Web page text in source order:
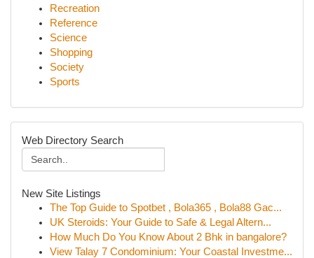
Recreation
Reference
Science
Shopping
Society
Sports
Web Directory Search
New Site Listings
The Top Guide to Spotbet , Bola365 , Bola88 Gac...
UK Steroids: Your Guide to Safe & Legal Altern...
How Much Do You Know About 2 Bhk in bangalore?
View Talay 7 Condominium: Your Coastal Investme...